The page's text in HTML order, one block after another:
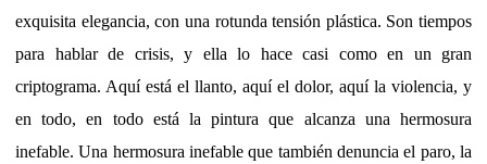
exquisita elegancia, con una rotunda tensión plástica. Son tiempos
para hablar de crisis, y ella lo hace casi como en un gran
criptograma. Aquí está el llanto, aquí el dolor, aquí la violencia, y
en todo, en todo está la pintura que alcanza una hermosura
inefable. Una hermosura inefable que también denuncia el paro, la